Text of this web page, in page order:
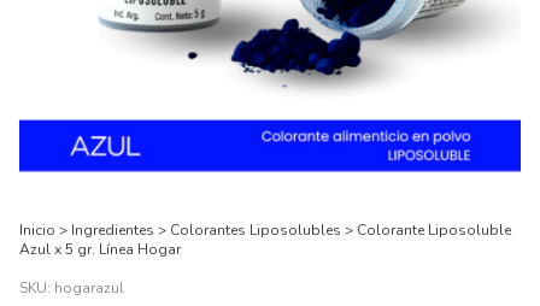
Inicio > Ingredientes > Colorantes Liposolubles > Colorante Liposoluble
Azul x 5 gr. Línea Hogar
SKU: hogarazul